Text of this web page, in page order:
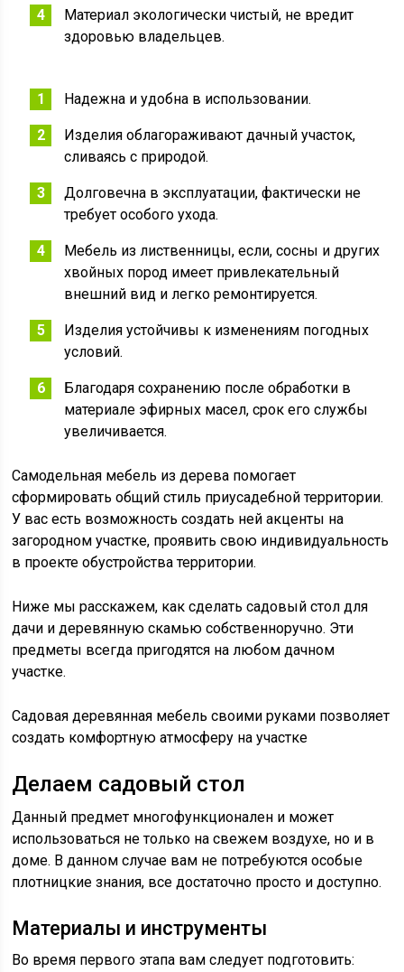
Материал экологически чистый, не вредит
здоровью владельцев.
Надежна и удобна в использовании.
Изделия облагораживают дачный участок,
сливаясь с природой.
Долговечна в эксплуатации, фактически не
требует особого ухода.
Мебель из лиственницы, если, сосны и других
хвойных пород имеет привлекательный
внешний вид и легко ремонтируется.
Изделия устойчивы к изменениям погодных
условий.
Благодаря сохранению после обработки в
материале эфирных масел, срок его службы
увеличивается.
Самодельная мебель из дерева помогает
сформировать общий стиль приусадебной территории.
У вас есть возможность создать ней акценты на
загородном участке, проявить свою индивидуальность
в проекте обустройства территории.
Ниже мы расскажем, как сделать садовый стол для
дачи и деревянную скамью собственноручно. Эти
предметы всегда пригодятся на любом дачном
участке.
Садовая деревянная мебель своими руками позволяет
создать комфортную атмосферу на участке
Делаем садовый стол
Данный предмет многофункционален и может
использоваться не только на свежем воздухе, но и в
доме. В данном случае вам не потребуются особые
плотницкие знания, все достаточно просто и доступно.
Материалы и инструменты
Во время первого этапа вам следует подготовить: